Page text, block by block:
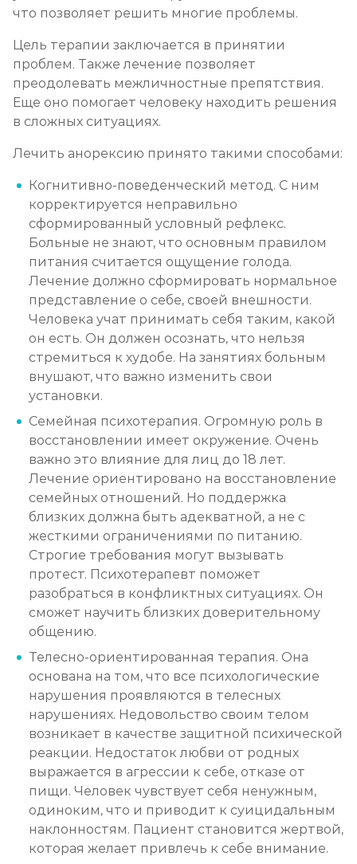
что позволяет решить многие проблемы.
Цель терапии заключается в принятии
проблем. Также лечение позволяет
преодолевать межличностные препятствия.
Еще оно помогает человеку находить решения
в сложных ситуациях.
Лечить анорексию принято такими способами:
Когнитивно-поведенческий метод. С ним
корректируется неправильно
сформированный условный рефлекс.
Больные не знают, что основным правилом
питания считается ощущение голода.
Лечение должно сформировать нормальное
представление о себе, своей внешности.
Человека учат принимать себя таким, какой
он есть. Он должен осознать, что нельзя
стремиться к худобе. На занятиях больным
внушают, что важно изменить свои
установки.
Семейная психотерапия. Огромную роль в
восстановлении имеет окружение. Очень
важно это влияние для лиц до 18 лет.
Лечение ориентировано на восстановление
семейных отношений. Но поддержка
близких должна быть адекватной, а не с
жесткими ограничениями по питанию.
Строгие требования могут вызывать
протест. Психотерапевт поможет
разобраться в конфликтных ситуациях. Он
сможет научить близких доверительному
общению.
Телесно-ориентированная терапия. Она
основана на том, что все психологические
нарушения проявляются в телесных
нарушениях. Недовольство своим телом
возникает в качестве защитной психической
реакции. Недостаток любви от родных
выражается в агрессии к себе, отказе от
пищи. Человек чувствует себя ненужным,
одиноким, что и приводит к суицидальным
наклонностям. Пациент становится жертвой,
которая желает привлечь к себе внимание.